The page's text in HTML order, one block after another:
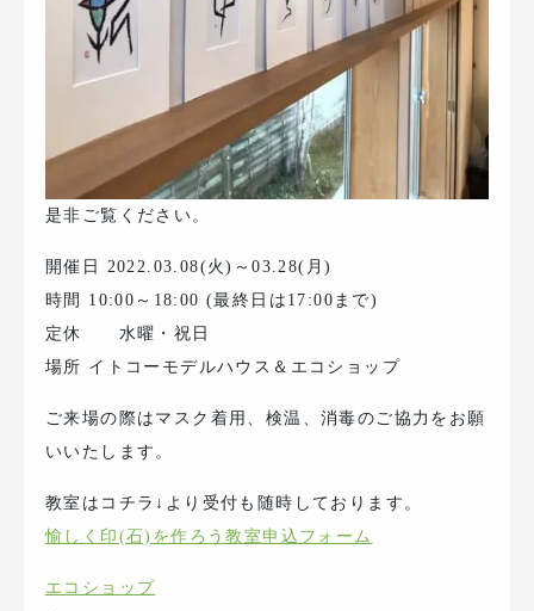
是非ご覧ください。
開催日 2022.03.08(火)～03.28(月)
時間 10:00～18:00 (最終日は17:00まで)
定休 水曜・祝日
場所 イトコーモデルハウス＆エコショップ
ご来場の際はマスク着用、検温、消毒のご協力をお願
いいたします。
教室はコチラ↓より受付も随時しております。
愉しく印(石)を作ろう教室申込フォーム
エコショップ